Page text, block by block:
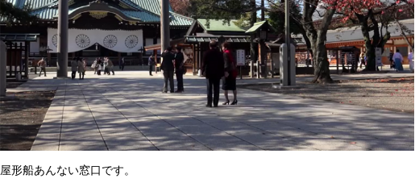
屋形船あんない窓口です。